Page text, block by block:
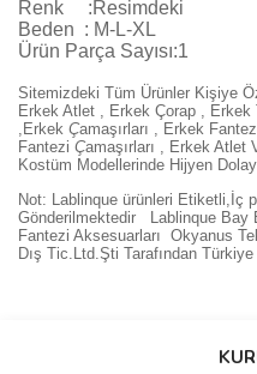
Renk :Resimdeki
Beden : M-L-XL
Ürün Parça Sayısı:1
Sitemizdeki Tüm Ürünler Kişiye
Erkek Atlet , Erkek Çorap , Erkek
, Erkek Çamaşırları , Erkek
Fantezi Çamaşırları , Erkek Atlet
Kostüm Modellerinde Hijyen
Not: Lablinque ürünleri Etiketli,İç
Gönderilmektedir
Lablinque Bay
Fantezi Aksesuarları Okyanus
Dış Tic.Ltd.Şti Tarafından Türkiye
Bu ürüne ilk